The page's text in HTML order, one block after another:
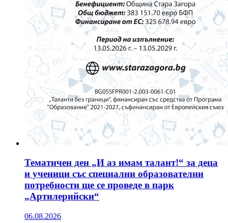
Тематичен ден „И аз имам талант!“ за деца
и ученици със специални образователни
потребности ще се проведе в парк
„Артилерийски“
06.08.2026